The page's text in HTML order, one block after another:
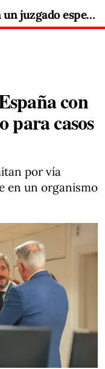
Madrid, pionera en España con un juzgado específico para casos financieros
con
para casos
por vía
en un organismo